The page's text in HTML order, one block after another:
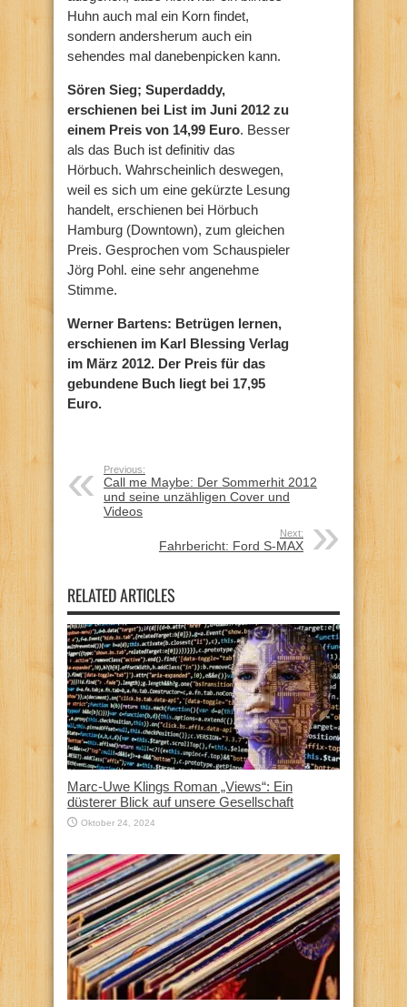
Huhn auch mal ein Korn findet,
sondern andersherum auch ein
sehendes mal danebenpicken kann.
Sören Sieg; Superdaddy,
erschienen bei List im Juni 2012 zu
einem Preis von 14,99 Euro. Besser
als das Buch ist definitiv das
Hörbuch. Wahrscheinlich deswegen,
weil es sich um eine gekürzte Lesung
handelt, erschienen bei Hörbuch
Hamburg (Downtown), zum gleichen
Preis. Gesprochen vom Schauspieler
Jörg Pohl. eine sehr angenehme
Stimme.
Werner Bartens: Betrügen lernen,
erschienen im Karl Blessing Verlag
im März 2012. Der Preis für das
gebundene Buch liegt bei 17,95
Euro.
Previous:
Call me Maybe: Der Sommerhit 2012
und seine unzähligen Cover und
Videos
Next:
Fahrbericht: Ford S-MAX
RELATED ARTICLES
Marc-Uwe Klings Roman „Views“: Ein
düsterer Blick auf unsere Gesellschaft
Oktober 24, 2024